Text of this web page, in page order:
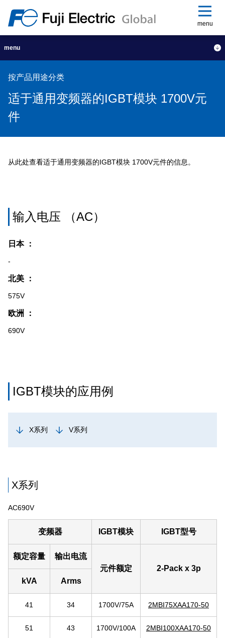
menu
menu
按产品用途分类
适于通用变频器的IGBT模块 1700V元
件
从此处查看适于通用变频器的IGBT模块 1700V元件的信息。
输入电压 （AC）
日本 ：
-
北美 ：
575V
欧洲 ：
690V
IGBT模块的应用例
X系列 V系列
X系列
AC690V
变频器 IGBT模块 IGBT型号
额定容量
输出电流
元件额定
2-Pack x 3p
kVA
Arms
41 34 1700V/75A 2MBI75XAA170-50
51 43 1700V/100A 2MBI100XAA170-50